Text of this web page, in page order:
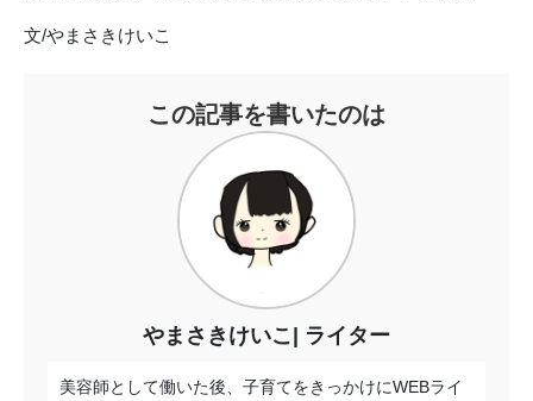
文/やまさきけいこ
この記事を書いたのは
やまさきけいこ ライター
美容師として働いた後、子育てをきっかけにWEBライ